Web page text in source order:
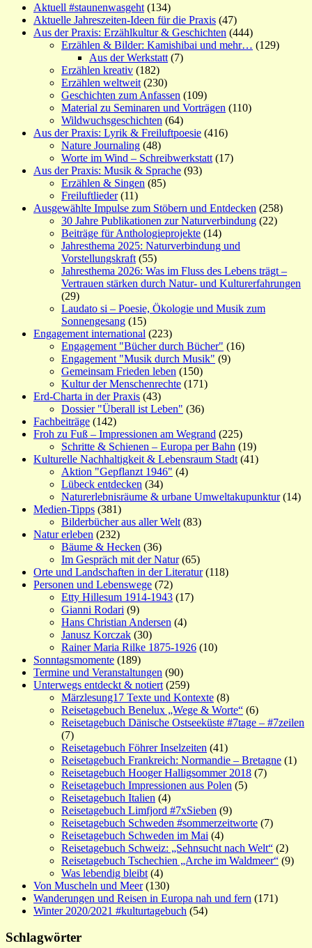
Aktuell #staunenwasgeht (134)
Aktuelle Jahreszeiten-Ideen für die Praxis (47)
Aus der Praxis: Erzählkultur & Geschichten (444)
Erzählen & Bilder: Kamishibai und mehr… (129)
Aus der Werkstatt (7)
Erzählen kreativ (182)
Erzählen weltweit (230)
Geschichten zum Anfassen (109)
Material zu Seminaren und Vorträgen (110)
Wildwuchsgeschichten (64)
Aus der Praxis: Lyrik & Freiluftpoesie (416)
Nature Journaling (48)
Worte im Wind – Schreibwerkstatt (17)
Aus der Praxis: Musik & Sprache (93)
Erzählen & Singen (85)
Freiluftlieder(11)
Ausgewählte Impulse zum Stöbern und Entdecken (258)
30 Jahre Publikationen zur Naturverbindung (22)
Beiträge für Anthologieprojekte (14)
Jahresthema 2025: Naturverbindung und
Vorstellungskraft (55)
Jahresthema 2026: Was im Fluss des Lebens trägt –
Vertrauen stärken durch Natur- und Kulturerfahrungen
(29)
Laudato si – Poesie, Ökologie und Musik zum
Sonnengesang (15)
Engagement international (223)
Engagement "Bücher durch Bücher" (16)
Engagement "Musik durch Musik" (9)
Gemeinsam Frieden leben (150)
Kultur der Menschenrechte (171)
Erd-Charta in der Praxis (43)
Dossier "Überall ist Leben" (36)
Fachbeiträge (142)
Froh zu Fuß – Impressionen am Wegrand (225)
Schritte & Schienen – Europa per Bahn (19)
Kulturelle Nachhaltigkeit & Lebensraum Stadt (41)
Aktion "Gepflanzt 1946" (4)
Lübeck entdecken (34)
Naturerlebnisräume & urbane Umweltakupunktur(14)
Medien-Tipps (381)
Bilderbücher aus aller Welt (83)
Natur erleben (232)
Bäume & Hecken (36)
Im Gespräch mit der Natur(65)
Orte und Landschaften in der Literatur(118)
Personen und Lebenswege (72)
Etty Hillesum 1914-1943 (17)
Gianni Rodari (9)
Hans Christian Andersen (4)
Janusz Korczak (30)
Rainer Maria Rilke 1875-1926 (10)
Sonntagsmomente (189)
Termine und Veranstaltungen (90)
Unterwegs entdeckt & notiert (259)
Märzlesung17 Texte und Kontexte (8)
Reisetagebuch Benelux „Wege & Worte“ (6)
Reisetagebuch Dänische Ostseeküste #7tage – #7zeilen
(7)
Reisetagebuch Föhrer Inselzeiten (41)
Reisetagebuch Frankreich: Normandie – Bretagne (1)
Reisetagebuch Hooger Halligsommer 2018 (7)
Reisetagebuch Impressionen aus Polen (5)
Reisetagebuch Italien (4)
Reisetagebuch Limfjord #7xSieben (9)
Reisetagebuch Schweden #sommerzeitworte (7)
Reisetagebuch Schweden im Mai (4)
Reisetagebuch Schweiz: „Sehnsucht nach Welt“ (2)
Reisetagebuch Tschechien „Arche im Waldmeer“ (9)
Was lebendig bleibt (4)
Von Muscheln und Meer(130)
Wanderungen und Reisen in Europa nah und fern (171)
Winter 2020/2021 #kulturtagebuch (54)
Schlagwörter